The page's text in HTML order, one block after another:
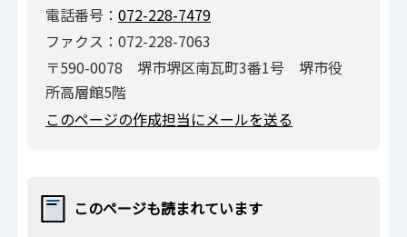
電話番号： 072-228-7479
ファクス：072-228-7063
〒590-0078 堺市堺区南瓦町3番1号 堺市役
所高層館5階
このページの作成担当にメールを送る
このページも読まれています